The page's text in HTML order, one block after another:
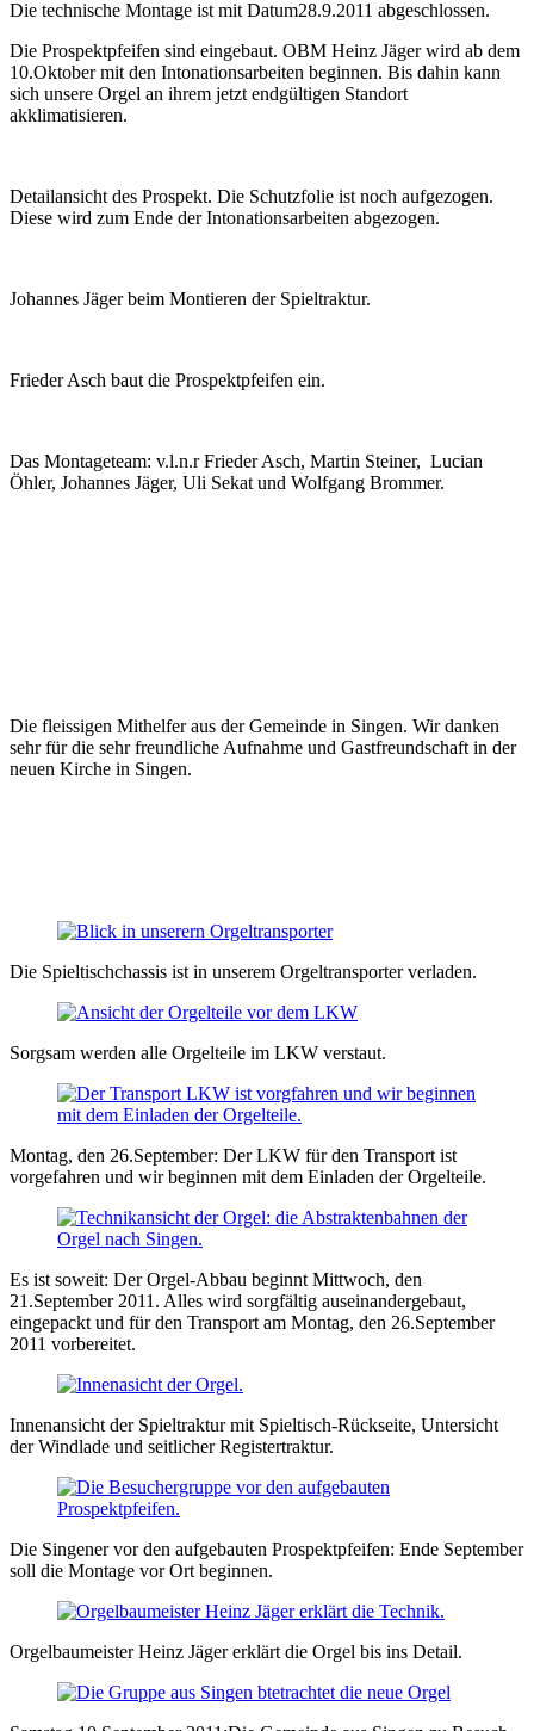
Die technische Montage ist mit Datum28.9.2011 abgeschlossen.
Die Prospektpfeifen sind eingebaut. OBM Heinz Jäger wird ab dem
10.Oktober mit den Intonationsarbeiten beginnen. Bis dahin kann
sich unsere Orgel an ihrem jetzt endgültigen Standort
akklimatisieren.
Detailansicht des Prospekt. Die Schutzfolie ist noch aufgezogen.
Diese wird zum Ende der Intonationsarbeiten abgezogen.
Johannes Jäger beim Montieren der Spieltraktur.
Frieder Asch baut die Prospektpfeifen ein.
Das Montageteam: v.l.n.r Frieder Asch, Martin Steiner, Lucian
Öhler, Johannes Jäger, Uli Sekat und Wolfgang Brommer.
Die fleissigen Mithelfer aus der Gemeinde in Singen. Wir danken
sehr für die sehr freundliche Aufnahme und Gastfreundschaft in der
neuen Kirche in Singen.
Die Spieltischchassis ist in unserem Orgeltransporter verladen.
Sorgsam werden alle Orgelteile im LKW verstaut.
Montag, den 26.September: Der LKW für den Transport ist
vorgefahren und wir beginnen mit dem Einladen der Orgelteile.
Es ist soweit: Der Orgel-Abbau beginnt Mittwoch, den
21.September 2011. Alles wird sorgfältig auseinandergebaut,
eingepackt und für den Transport am Montag, den 26.September
2011 vorbereitet.
Innenansicht der Spieltraktur mit Spieltisch-Rückseite, Untersicht
der Windlade und seitlicher Registertraktur.
Die Singener vor den aufgebauten Prospektpfeifen: Ende September
soll die Montage vor Ort beginnen.
Orgelbaumeister Heinz Jäger erklärt die Orgel bis ins Detail.